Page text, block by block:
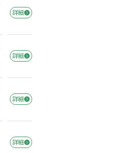
詳細
詳細
詳細
詳細